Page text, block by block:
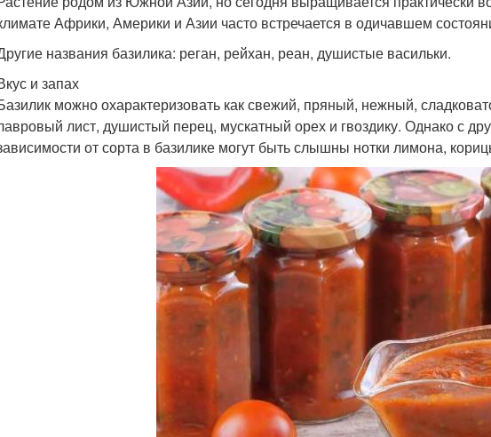
Африки, Америки и Азии часто встречается в одичавшем
названия базилика: реган, рейхан, реан, душистые васильки.
и запах
можно охарактеризовать как свежий, пряный, нежный,
лист, душистый перец, мускатный орех и гвоздику. Однако с
от сорта в базилике могут быть слышны нотки лимона,